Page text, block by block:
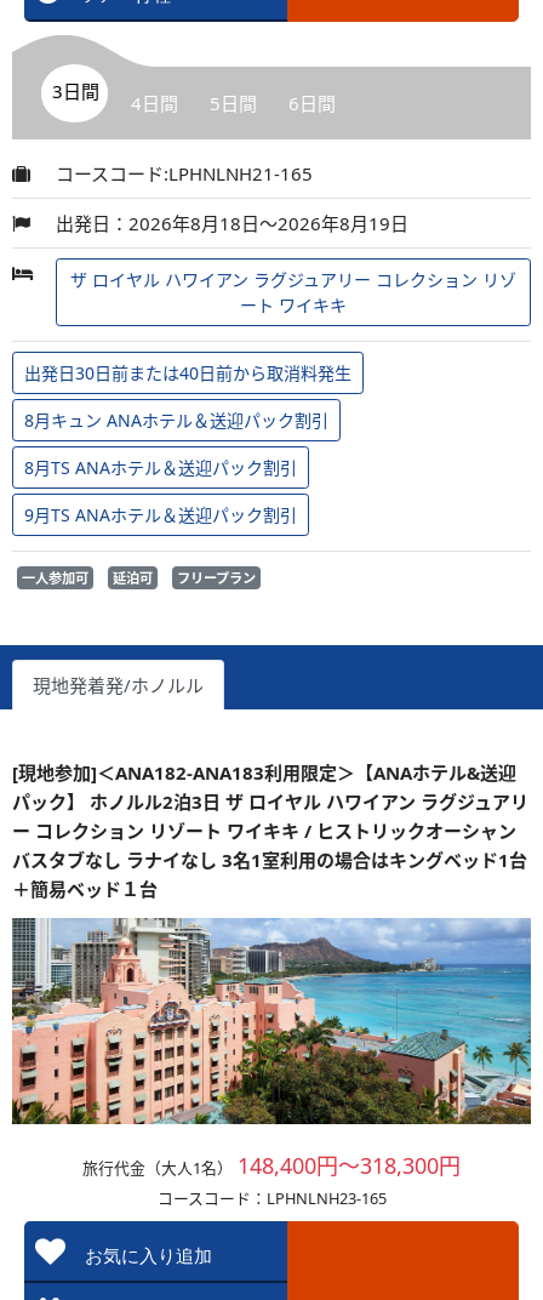
3日間 4日間 5日間 6日間
コースコード:LPHNLNH21-165
出発日：2026年8月18日～2026年8月19日
ザ ロイヤル ハワイアン ラグジュアリー コレクション リゾ
ート ワイキキ
出発日30日前または40日前から取消料発生
8月キュン ANAホテル＆送迎パック割引
8月TS ANAホテル＆送迎パック割引
9月TS ANAホテル＆送迎パック割引
一人参加可 延泊可 フリープラン
現地発着発/ホノルル
[現地参加]＜ANA182-ANA183利用限定＞【ANAホテル&送迎
パック】 ホノルル2泊3日 ザ ロイヤル ハワイアン ラグジュアリ
ー コレクション リゾート ワイキキ / ヒストリックオーシャン
バスタブなし ラナイなし 3名1室利用の場合はキングベッド1台
＋簡易ベッド１台
旅行代金（大人1名） 148,400円～318,300円
コースコード：LPHNLNH23-165
お気に入り追加